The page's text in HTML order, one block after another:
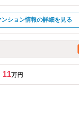
ンション情報の詳細を見る
11万円